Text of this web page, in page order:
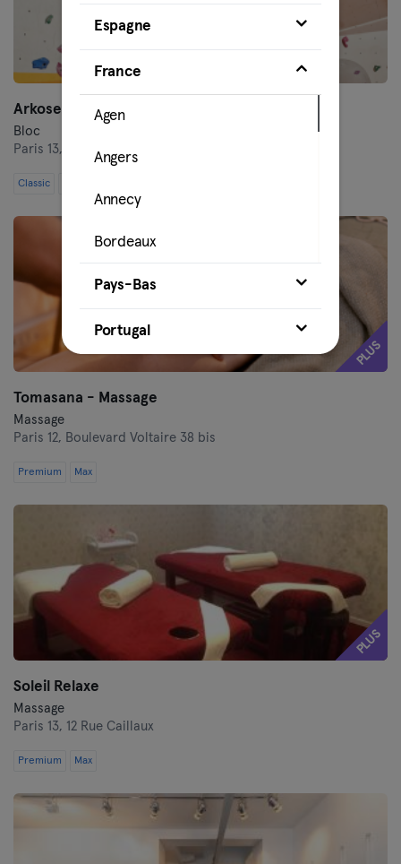
Arkose - Chevaleret (Paris)
Bloc
Paris 13,
Rue du Chevaleret 181
Classic
PLUS
Tomasana - Massage
Massage
Paris 12, Boulevard Voltaire 38 bis
Premium Max
PLUS
Soleil Relaxe
Massage
Paris 13, 12 Rue Caillaux
Premium Max
Espagne
France
Agen
Angers
Annecy
Bordeaux
Caen
Cahors
La Rochelle
Montpellier
Nantes
Paris
Toulouse
Tours
Pays-Bas
Portugal